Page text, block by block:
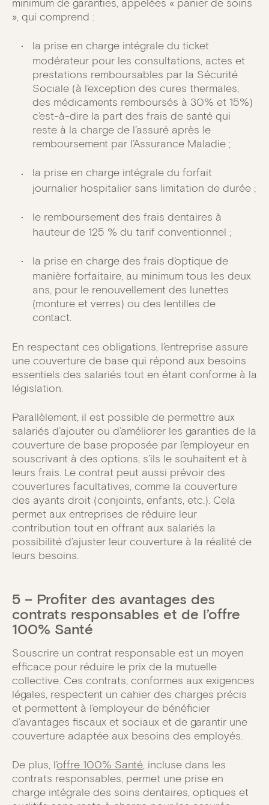
minimum de garanties, appelées « panier de soins
», qui comprend :
la prise en charge intégrale du ticket
modérateur pour les consultations, actes et
prestations remboursables par la Sécurité
Sociale (à l’exception des cures thermales,
des médicaments remboursés à 30% et 15%)
c’est-à-dire la part des frais de santé qui
reste à la charge de l’assuré après le
remboursement par l’Assurance Maladie ;
la prise en charge intégrale du forfait
journalier hospitalier sans limitation de durée ;
le remboursement des frais dentaires à
hauteur de 125 % du tarif conventionnel ;
la prise en charge des frais d’optique de
manière forfaitaire, au minimum tous les deux
ans, pour le renouvellement des lunettes
(monture et verres) ou des lentilles de
contact.
En respectant ces obligations, l’entreprise assure
une couverture de base qui répond aux besoins
essentiels des salariés tout en étant conforme à la
législation.
Parallèlement, il est possible de permettre aux
salariés d’ajouter ou d’améliorer les garanties de la
couverture de base proposée par l’employeur en
souscrivant à des options, s’ils le souhaitent et à
leurs frais. Le contrat peut aussi prévoir des
couvertures facultatives, comme la couverture
des ayants droit (conjoints, enfants, etc.). Cela
permet aux entreprises de réduire leur
contribution tout en offrant aux salariés la
possibilité d’ajuster leur couverture à la réalité de
leurs besoins.
5 – Profiter des avantages des
contrats responsables et de l’offre
100% Santé
Souscrire un contrat responsable est un moyen
efficace pour réduire le prix de la mutuelle
collective. Ces contrats, conformes aux exigences
légales, respectent un cahier des charges précis
et permettent à l’employeur de bénéficier
d’avantages fiscaux et sociaux et de garantir une
couverture adaptée aux besoins des employés.
De plus, l’offre 100% Santé, incluse dans les
contrats responsables, permet une prise en
charge intégrale des soins dentaires, optiques et